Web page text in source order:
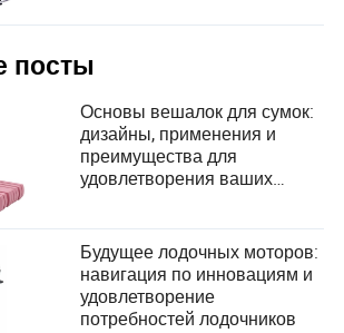
посты
Основы вешалок для сумок:
дизайны, применения и
преимущества для
удовлетворения ваших
потребностей
Будущее лодочных моторов:
навигация по инновациям и
удовлетворение
потребностей лодочников